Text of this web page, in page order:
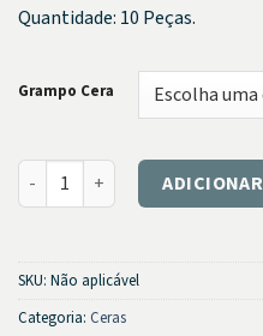
Quantidade: 10 Peças.
Grampo Cera
Grampo Cera quantidade
SKU: Não aplicável
Categoria: Ceras